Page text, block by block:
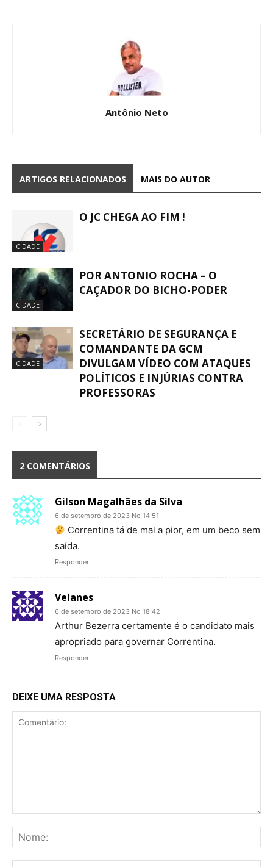
Antônio Neto
ARTIGOS RELACIONADOS MAIS DO AUTOR
CIDADE
O JC CHEGA AO FIM !
CIDADE
POR ANTONIO ROCHA – O
CAÇADOR DO BICHO-PODER
CIDADE
SECRETÁRIO DE SEGURANÇA E
COMANDANTE DA GCM
DIVULGAM VÍDEO COM ATAQUES
POLÍTICOS E INJÚRIAS CONTRA
PROFESSORAS
2 COMENTÁRIOS
Gilson Magalhães da Silva
6 de setembro de 2023 No 14:51
Correntina tá de mal a pior, em um beco sem
saída.
Responder
Velanes
6 de setembro de 2023 No 18:42
Arthur Bezerra certamente é o candidato mais
apropriado para governar Correntina.
Responder
DEIXE UMA RESPOSTA